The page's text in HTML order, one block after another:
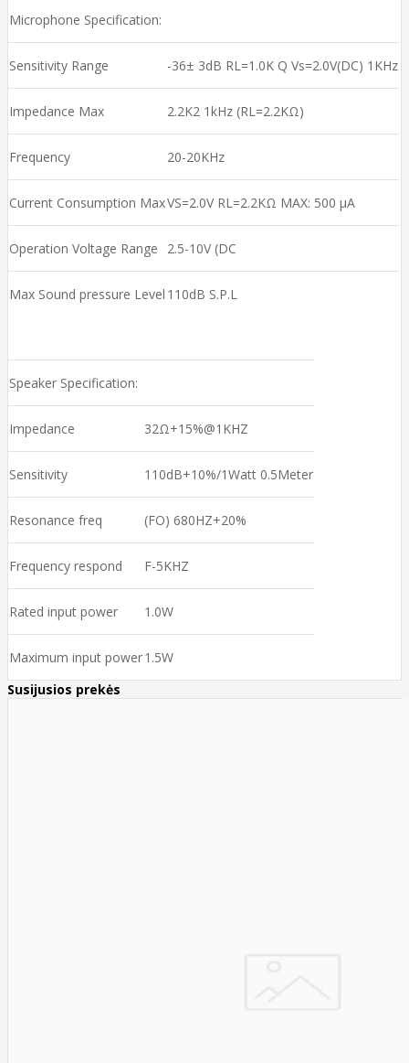
Microphone Specification:
Sensitivity Range -36± 3dB RL=1.0K Q Vs=2.0V(DC) 1KHz
Impedance Max 2.2K2 1kHz (RL=2.2KΩ)
Frequency 20-20KHz
Current Consumption MaxVS=2.0V RL=2.2KΩ MAX: 500 μA
Operation Voltage Range 2.5-10V (DC
Max Sound pressure Level 110dB S.P.L
Speaker Specification:
Impedance 32Ω+15%@1KHZ
Sensitivity 110dB+10%/1Watt 0.5Meter
Resonance freq (FO) 680HZ+20%
Frequency respond F-5KHZ
Rated input power 1.0W
Maximum input power1.5W
Susijusios prekės